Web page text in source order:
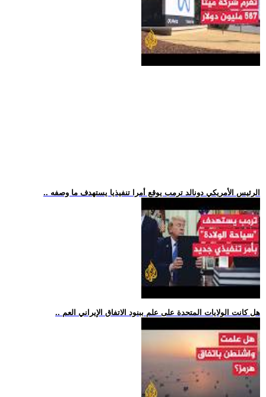
.. الرئيس الأمريكي دونالد ترمب يوقع أمرا تنفيذيا يستهدف ما وصفه
.. هل كانت الولايات المتحدة على علم ببنود الاتفاق الإيراني العم